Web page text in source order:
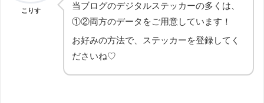
こりす
当ブログのデジタルステッカーの多くは、
①②両方のデータをご用意しています！
お好みの方法で、ステッカーを登録してく
ださいね♡